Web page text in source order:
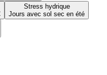
Stress hydrique
Jours avec sol sec en été